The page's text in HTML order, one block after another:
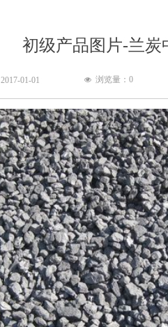
初级产品图片-兰炭
2017-01-01 넶 浏览量： 0